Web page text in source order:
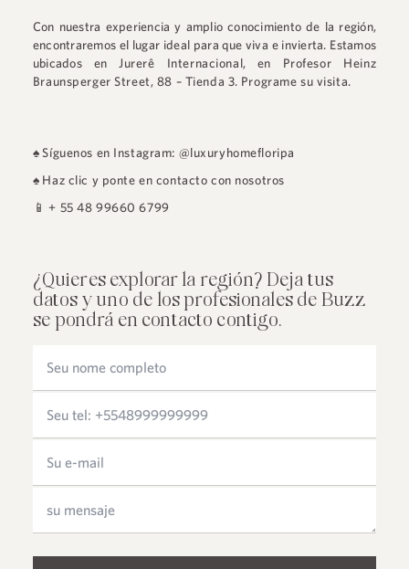
Con nuestra experiencia y amplio conocimiento de la región,
encontraremos el lugar ideal para que viva e invierta. Estamos
ubicados enJurerê Internacional, en Profesor Heinz
Braunsperger Street, 88 – Tienda 3. Programe su visita.
♠ Síguenos en Instagram: @luxuryhomefloripa
♠ Haz clic y ponte en contacto con nosotros
📱+ 55 48 99660 6799
¿Quieres explorar la región? Deja tus
datos y uno de los profesionales de Buzz
se pondrá en contacto contigo.
Please leave this field empty.